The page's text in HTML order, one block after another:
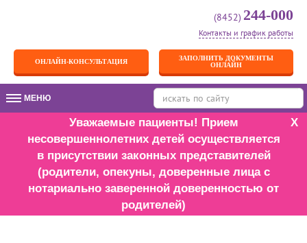
(8452) 244-000
Контакты и график работы
ОНЛАЙН-КОНСУЛЬТАЦИЯ
ЗАПОЛНИТЬ ДОКУМЕНТЫ
ОНЛАЙН
МЕНЮМЕНЮ
X
Уважаемые пациенты! Прием
несовершеннолетних детей осуществляется
в присутствии законных представителей
(родители, опекуны, доверенные лица с
нотариально заверенной доверенностью от
родителей)